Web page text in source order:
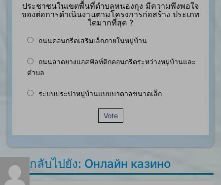
ประชาชนในเขตพื้นที่ตำบลหนองกุง มีความพึงพอใจ
ของต่อการดำเนินงานตามโครงการก่อสร้าง ประเภท
ใดมากที่สุด ?
ถนนคอนกรีตเสริมเล็กภายในหมู่บ้าน
ถนนลาดยางแอสฟัลท์ติกคอนกรีตระหว่างหมู่บ้านและ
ตำบล
ระบบประปาหมู่บ้านแบบบาดาลขนาดเล็ก
Vote
ตอบกลับไปยัง: Онлайн казино